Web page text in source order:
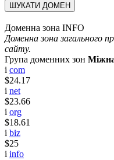
ШУКАТИ ДОМЕН
Доменна зона INFO
Доменна зона загального
сайту.
Група доменних зон
i com
$24.17
i net
$23.66
i org
$18.61
i biz
$25
i info